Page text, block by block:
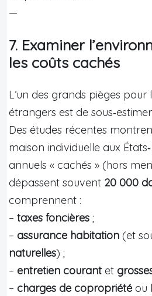
—
7. Examiner
les coûts cachés
L’un des grands pièges pour
étrangers est de sous‑estimer
Des études récentes
maison individuelle aux
annuels « cachés » (hors
dépassent souvent 20 000
comprennent :
– taxes foncières ;
– assurance habitation (et
naturelles) ;
– entretien courantet
– charges de copropriété ou